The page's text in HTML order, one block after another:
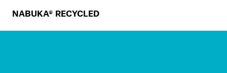
NABUKA® RECYCLED